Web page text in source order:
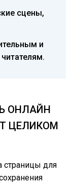
сцены,
и
ОНЛАЙН
ЦЕЛИКОМ
страницы для